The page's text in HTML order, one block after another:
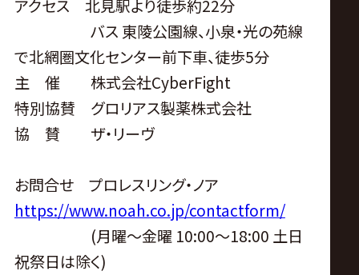
アクセス 北見駅より徒歩約22分
バス 東陵公園線、小泉・光の苑線
で北網圏文化センター前下車、徒歩5分
主 催 株式会社CyberFight
特別協賛 グロリアス製薬株式会社
協 賛 ザ・リーヴ
お問合せ プロレスリング・ノア
https://www.noah.co.jp/contactform/
(月曜〜金曜 10:00〜18:00 土日
祝祭日は除く)